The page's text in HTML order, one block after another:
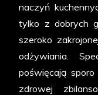
naczyń
tylko z dobrych
szeroko
odżywiania.
poświęcają
zdrowej